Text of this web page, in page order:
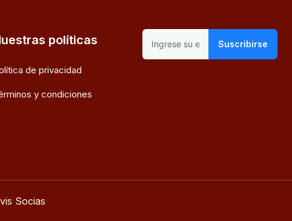
políticas
de privacidad
y condiciones
Suscribirse
Socias